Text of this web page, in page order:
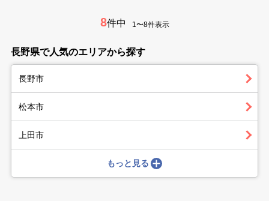
8件中 1〜8件表示
長野県で人気のエリアから探す
長野市
松本市
上田市
もっと見る